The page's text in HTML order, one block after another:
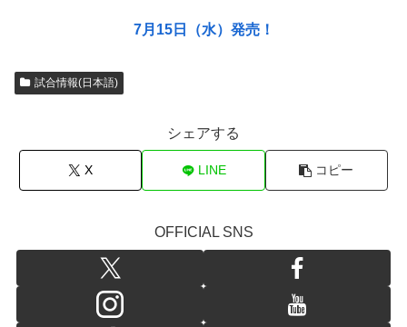
7月15日（水）発売！
試合情報(日本語)
シェアする
X LINE コピー
OFFICIAL SNS